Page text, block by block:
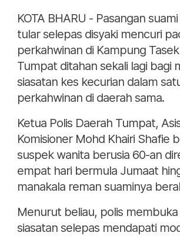
KOTA BHARU - Pasangan
tular selepas disyaki mencuri
perkahwinan di Kampung
Tumpat ditahan sekali lagi bagi
siasatan kes kecurian dalam
perkahwinan di daerah sama.
Ketua Polis Daerah Tumpat,
Komisioner Mohd Khairi Shafie
suspek wanita berusia 60-an
empat hari bermula Jumaat
manakala reman suaminya
Menurut beliau, polis
siasatan selepas mendapati